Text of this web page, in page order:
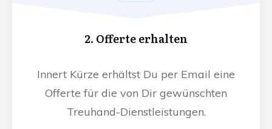
2. Offerte erhalten
Innert Kürze erhältst Du per Email eine
Offerte für die von Dir gewünschten
Treuhand-Dienstleistungen.